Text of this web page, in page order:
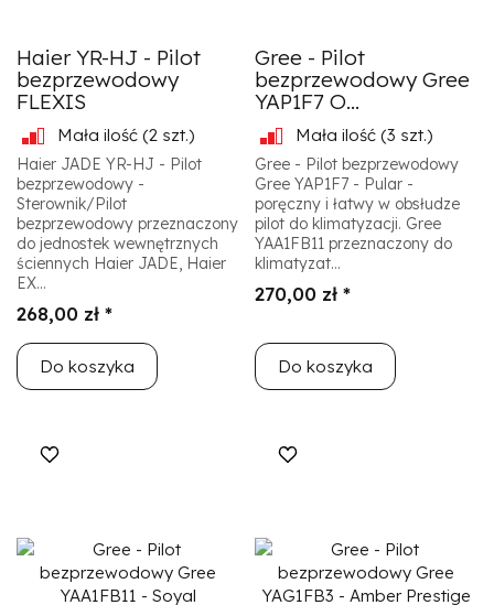
Haier YR-HJ - Pilot
bezprzewodowy
FLEXIS
Mała ilość (2 szt.)
Haier JADE YR-HJ - Pilot
bezprzewodowy -
Sterownik/Pilot
bezprzewodowy przeznaczony
do jednostek wewnętrznych
ściennych Haier JADE, Haier
EX...
268,00 zł *
Do koszyka
Gree - Pilot
bezprzewodowy Gree
YAP1F7 O...
Mała ilość (3 szt.)
Gree - Pilot bezprzewodowy
Gree YAP1F7 - Pular -
poręczny i łatwy w obsłudze
pilot do klimatyzacji. Gree
YAA1FB11 przeznaczony do
klimatyzat...
270,00 zł *
Do koszyka